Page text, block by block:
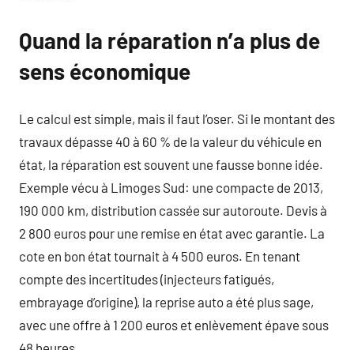
Quand la réparation n’a plus de
sens économique
Le calcul est simple, mais il faut l’oser. Si le montant des
travaux dépasse 40 à 60 % de la valeur du véhicule en
état, la réparation est souvent une fausse bonne idée.
Exemple vécu à Limoges Sud: une compacte de 2013,
190 000 km, distribution cassée sur autoroute. Devis à
2 800 euros pour une remise en état avec garantie. La
cote en bon état tournait à 4 500 euros. En tenant
compte des incertitudes (injecteurs fatigués,
embrayage d’origine), la reprise auto a été plus sage,
avec une offre à 1 200 euros et enlèvement épave sous